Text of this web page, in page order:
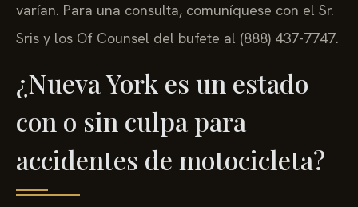
varían. Para una consulta, comuníquese con el Sr.
Sris y los Of Counsel del bufete al (888) 437-7747.
¿Nueva York es un estado
con o sin culpa para
accidentes de motocicleta?